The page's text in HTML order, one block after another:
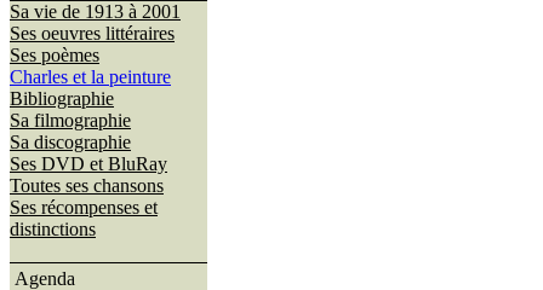
Sa vie de 1913 à 2001
Ses oeuvres littéraires
Ses poèmes
Charles et la peinture
Bibliographie
Sa filmographie
Sa discographie
Ses DVD et BluRay
Toutes ses chansons
Ses récompenses et
distinctions
Agenda